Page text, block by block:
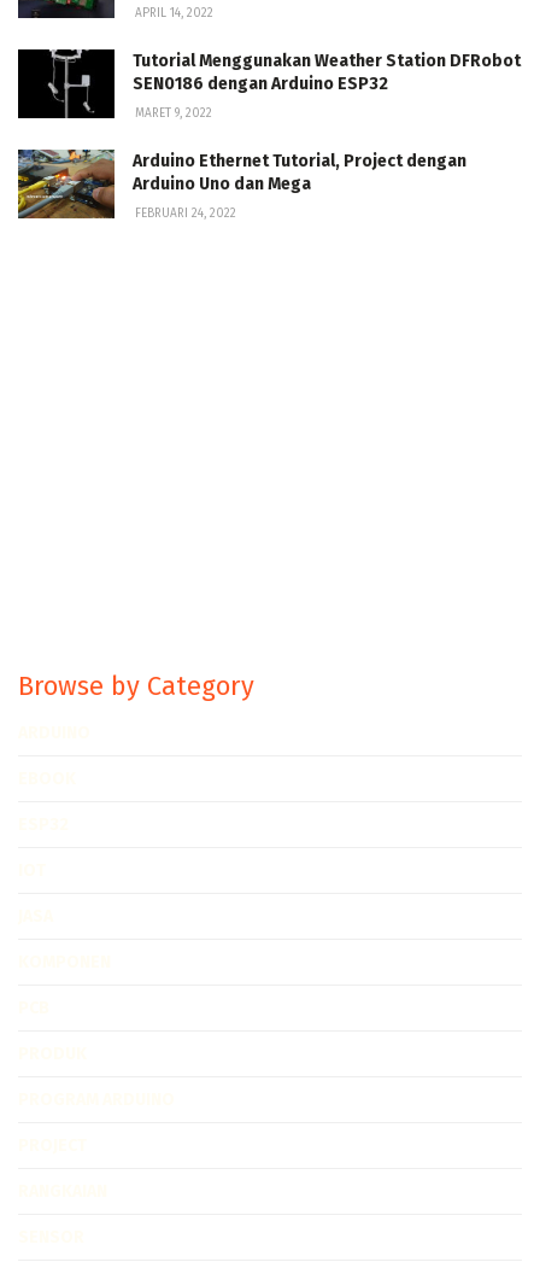
APRIL 14, 2022
Tutorial Menggunakan Weather Station DFRobot
SEN0186 dengan Arduino ESP32
MARET 9, 2022
Arduino Ethernet Tutorial, Project dengan
Arduino Uno dan Mega
FEBRUARI 24, 2022
Browse by Category